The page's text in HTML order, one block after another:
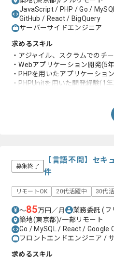
JavaScript / PHP / Go /
GitHub / React / BigQuery
サーバーサイドエンジニア
求めるスキル
・アジャイル、スクラムでのチ
・Webアプリケーション開発(5
・PHPを用いたアプリケーショ
・PHPUnitを用いた開発経験(1
・React等Viewライブラリを用
・GitHub、GitLab を用いたPRベ
募集終了
【言語不問】セキ
件
リモートOK 20代活躍中 30代
〜85万円／月 業務委託(フ
築地(東京都)/一部リモート
Go / MySQL / React /
フロントエンドエンジニア /
求めるスキル